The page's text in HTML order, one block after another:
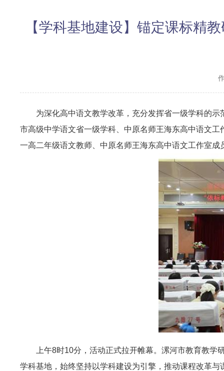
【学科基地建设】锚定课标精
为深化高中语文教学改革，充分发挥省一级学科的
市高级中学语文省一级学科、中原名师王海东高中语文
一高二年级语文教师、中原名师王海东高中语文工作室
上午8时10分，活动正式拉开帷幕。漯河市教育教
学科基地，始终坚持以学科建设为引擎，推动课程改革